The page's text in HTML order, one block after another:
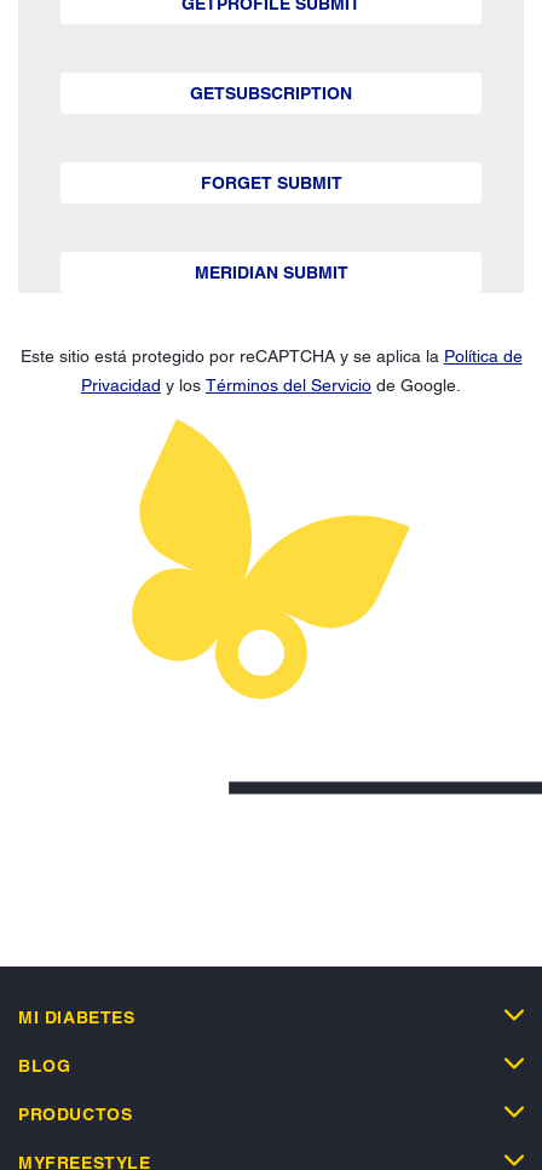
GETSUBSCRIPTION
FORGET SUBMIT
MERIDIAN SUBMIT
Este sitio está protegido por reCAPTCHA y se aplica la Política de
Privacidad y los Términos del Servicio de Google.
MI DIABETES
BLOG
PRODUCTOS
MYFREESTYLE